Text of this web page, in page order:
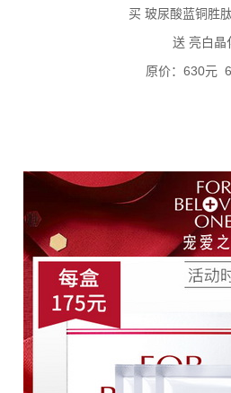
买 玻尿酸蓝铜胜
送 亮白晶
原价：630元